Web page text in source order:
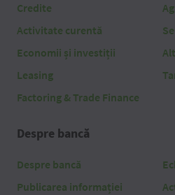
Credite
Activitate curentă
Economii și investiții
Leasing
Factoring & Trade Finance
Despre bancă
Despre bancă
Publicarea informației